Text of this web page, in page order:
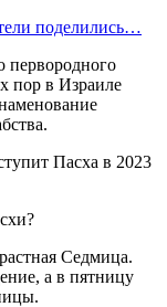
поделились…
первородного
пор в Израиле
Седмица.
а в пятницу